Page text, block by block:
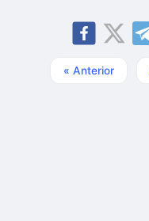
« Anterior